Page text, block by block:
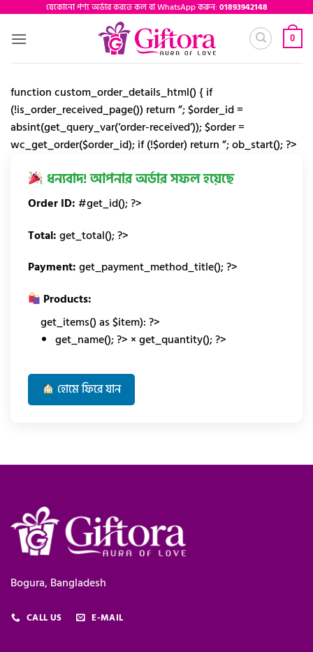
content
যেকোনো পণ্য অর্ডার করতে কল বা WhatsApp করুন:01893942148
0
function custom_order_details_html() { if
(!is_order_received_page()) return ”; $order_id =
absint(get_query_var(‘order-received’)); $order =
wc_get_order($order_id); if (!$order) return ”; ob_start(); ?>
ধন্যবাদ! আপনার অর্ডার সফল হয়েছে
Order ID:#get_id(); ?>
Total:get_total(); ?>
Payment:get_payment_method_title(); ?>
Products:
get_items() as $item): ?>
get_name(); ?> ×get_quantity(); ?>
হোমে ফিরে যান
Bogura, Bangladesh
CALL US E-MAIL